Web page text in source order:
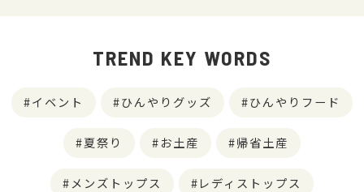
TREND KEY WORDS
イベント ひんやりグッズ ひんやりフード
夏祭り お土産 帰省土産
メンズトップス レディストップス